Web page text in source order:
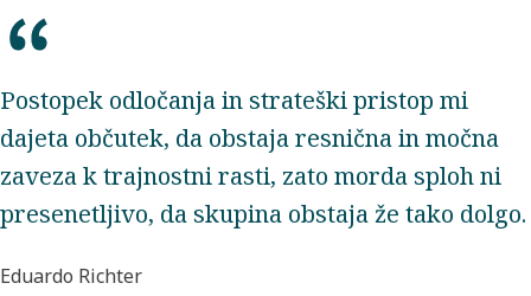
Postopek odločanja in strateški pristop mi
dajeta občutek, da obstaja resnična in močna
zaveza k trajnostni rasti, zato morda sploh ni
presenetljivo, da skupina obstaja že tako dolgo.
Eduardo Richter